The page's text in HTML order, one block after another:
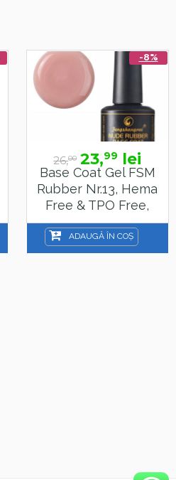
-8%
26,00 23,99 lei
Base Coat Gel FSM
Rubber Nr.13, Hema
Free & TPO Free,
15ml
ADAUGĂ ÎN COȘ